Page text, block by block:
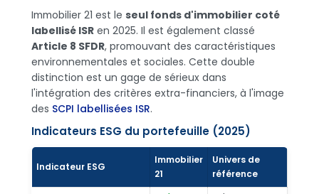
Immobilier 21 est le seul fonds d'immobilier coté
labellisé ISR en 2025. Il est également classé
Article 8 SFDR, promouvant des caractéristiques
environnementales et sociales. Cette double
distinction est un gage de sérieux dans
l'intégration des critères extra-financiers, à l'image
des SCPI labellisées ISR.
Indicateurs ESG du portefeuille (2025)
Indicateur ESG
Immobilier
21
Univers de
référence